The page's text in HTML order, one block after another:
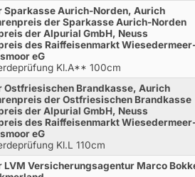
Sparkasse Aurich-Norden, Aurich
der Sparkasse Aurich-Norden
der Alpurial GmbH, Neuss
des Raiffeisenmarkt
eG
Kl.A** 100cm
Ostfriesischen Brandkasse, Aurich
der Ostfriesischen Brandkasse
der Alpurial GmbH, Neuss
des Raiffeisenmarkt
eG
Kl.L 110cm
LVM Versicherungsagentur Marco